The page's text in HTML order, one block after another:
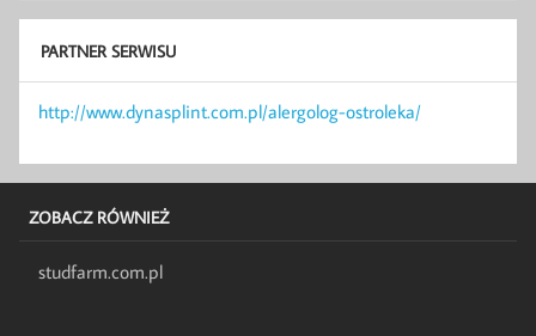
PARTNER SERWISU
http://www.dynasplint.com.pl/alergolog-ostroleka/
ZOBACZ RÓWNIEŻ
studfarm.com.pl